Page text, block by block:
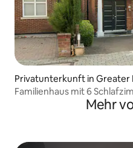
Privatunterkunft in Greater
Familienhaus mit 6
Parkplatz | LondonMehr